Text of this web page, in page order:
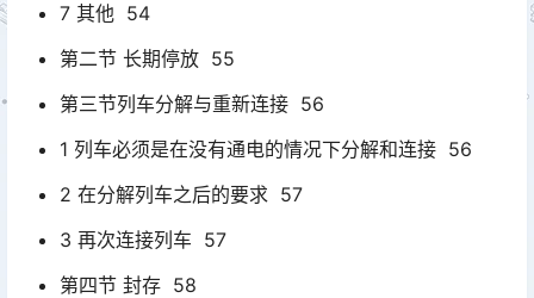
7 其他 54
第二节 长期停放 55
第三节列车分解与重新连接 56
1 列车必须是在没有通电的情况下分解和连接 56
2 在分解列车之后的要求 57
3 再次连接列车 57
第四节 封存 58